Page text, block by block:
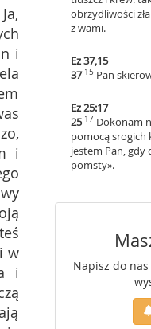
i
i
w
i
obrzydliwości
z wami.
Ez 37,15
3715 Pan
Ez 25:17
2517 Dokonam
pomocą srogich
jestem Pan, gdy
pomsty».
Napisz do